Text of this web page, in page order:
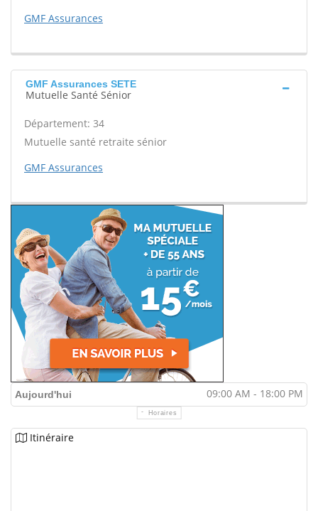
GMF Assurances
GMF Assurances SETE
Mutuelle Santé Sénior
Département: 34
Mutuelle santé retraite sénior
GMF Assurances
Aujourd'hui 09:00 AM - 18:00 PM
Horaires
Itinéraire